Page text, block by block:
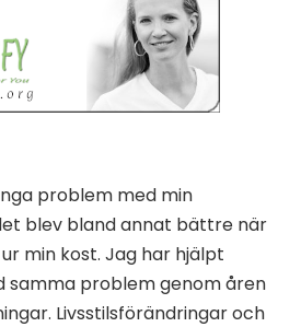
problem med min
blev bland annat bättre när
min kost. Jag har hjälpt
samma problem genom åren
Livsstilsförändringar och